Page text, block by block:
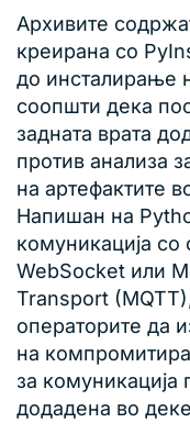
Архивите
креирана со
до инсталирање
соопшти дека
задната врата
против анализа
на артефактите
Напишан на
комуникација
WebSocket или
Transport
операторите да
на
за комуникација
додадена во